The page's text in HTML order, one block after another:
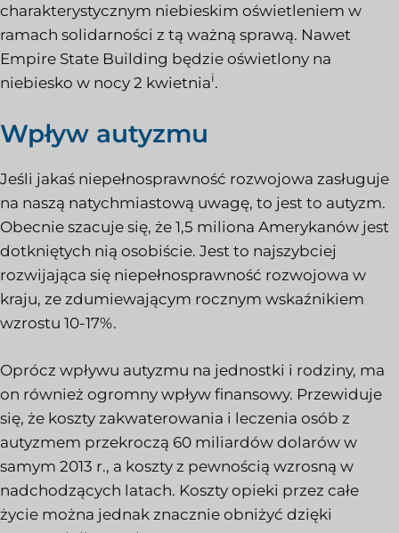
charakterystycznym niebieskim oświetleniem w
ramach solidarności z tą ważną sprawą. Nawet
Empire State Building będzie oświetlony na
niebiesko w nocy 2 kwietniai.
Wpływ autyzmu
Jeśli jakaś niepełnosprawność rozwojowa zasługuje
na naszą natychmiastową uwagę, to jest to autyzm.
Obecnie szacuje się, że 1,5 miliona Amerykanów jest
dotkniętych nią osobiście. Jest to najszybciej
rozwijająca się niepełnosprawność rozwojowa w
kraju, ze zdumiewającym rocznym wskaźnikiem
wzrostu 10-17%.
Oprócz wpływu autyzmu na jednostki i rodziny, ma
on również ogromny wpływ finansowy. Przewiduje
się, że koszty zakwaterowania i leczenia osób z
autyzmem przekroczą 60 miliardów dolarów w
samym 2013 r., a koszty z pewnością wzrosną w
nadchodzących latach. Koszty opieki przez całe
życie można jednak znacznie obniżyć dzięki